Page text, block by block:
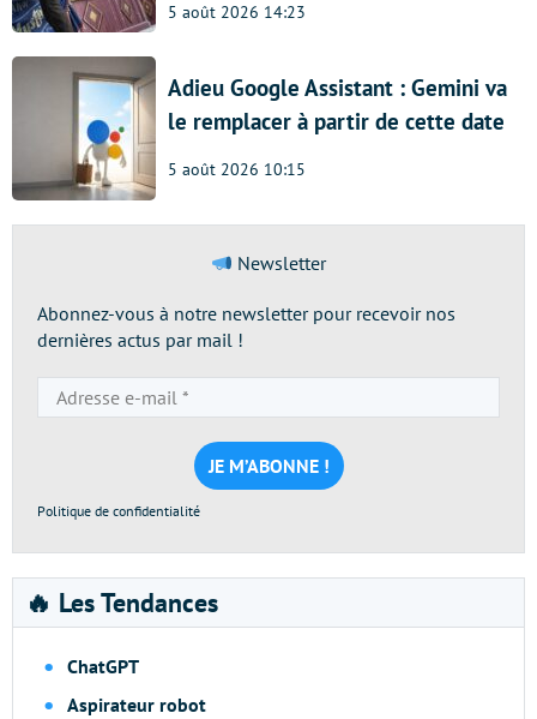
5 août 2026 14:23
Adieu Google Assistant : Gemini va
le remplacer à partir de cette date
5 août 2026 10:15
Newsletter
Abonnez-vous à notre newsletter pour recevoir nos
dernières actus par mail !
e-
mail
*
Politique de confidentialité
🔥 Les Tendances
ChatGPT
Aspirateur robot